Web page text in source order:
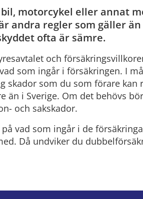
motorcykel eller annat
andra regler som gäller
ofta är sämre.
och
som ingår i försäkringen. I
skador som du som förare kan
än i Sverige. Om det behövs
och sakskador.
på vad som ingår i de
Då undviker du